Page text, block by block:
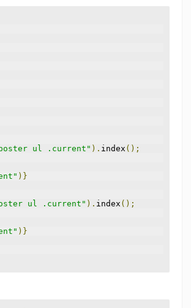
poster ul .current" ). index ();
)}
ul .current" ). index ();
)}